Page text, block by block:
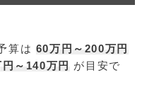
算は 60万円～200万円
～140万円 が目安で